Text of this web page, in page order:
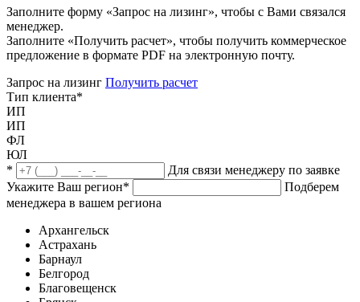
Заполните форму «Запрос на лизинг», чтобы с Вами связался
менеджер.
Заполните «Получить расчет», чтобы получить коммерческое
предложение в формате PDF на электронную почту.
Запрос на лизинг Получить расчет
Тип клиента*
ИП
ИП
ФЛ
ЮЛ
*
Для связи менеджеру по заявке
Укажите Ваш регион*
Подберем
менеджера в вашем региона
Архангельск
Астрахань
Барнаул
Белгород
Благовещенск